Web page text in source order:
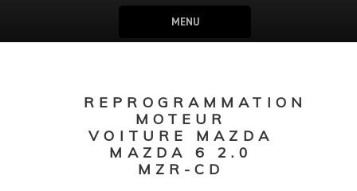
MENU
REPROGRAMMATION
MOTEUR
VOITURE MAZDA
MAZDA 6 2.0
MZR-CD